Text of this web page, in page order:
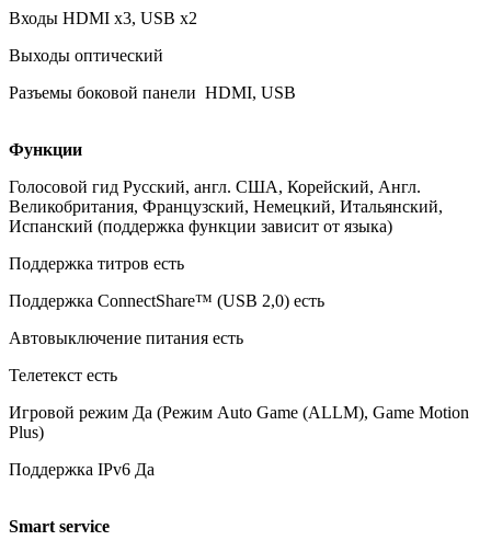
Входы HDMI x3, USB x2
Выходы оптический
Разъемы боковой панели HDMI, USB
Функции
Голосовой гид Русский, англ. США, Корейский, Англ.
Великобритания, Французский, Немецкий, Итальянский,
Испанский (поддержка функции зависит от языка)
Поддержка титров есть
Поддержка ConnectShare™ (USB 2,0) есть
Автовыключение питания есть
Телетекст есть
Игровой режим Да (Режим Auto Game (ALLM), Game Motion
Plus)
Поддержка IPv6 Да
Smart service